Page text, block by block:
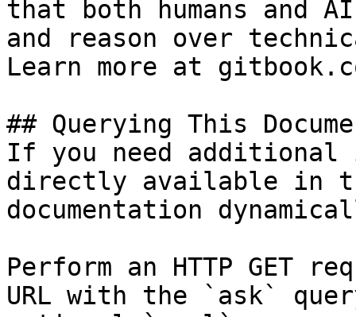
that both humans and
and reason over
Learn more at
## Querying This
If you need
directly available in
documentation
Perform an HTTP GET
URL with the `ask`